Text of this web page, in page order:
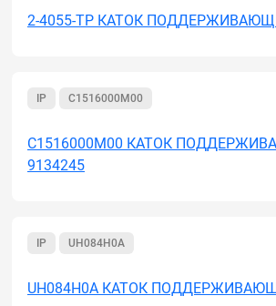
2-4055-TP КАТОК
IP C1516000M00
C1516000M00 КАТОК
9134245
IP UH084H0A
UH084H0A КАТОК